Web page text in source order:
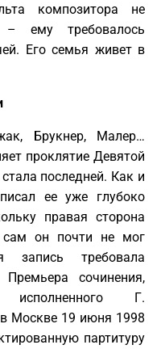
композитора не
– ему требовалось
Его семья живет в
Брукнер, Малер…
проклятие Девятой
последней. Как и
ее уже глубоко
правая сторона
сам он почти не мог
запись требовала
сочинения,
исполненного Г.
Москве 19 июня 1998
партитуру